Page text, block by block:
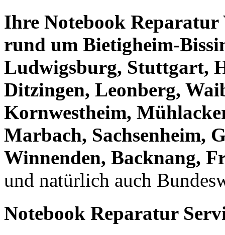
Ihre Notebook
rund um Bietigheim-
Ludwigsburg, Stuttgart,
Ditzingen, Leonberg,
Kornwestheim,
Marbach, Sachsenheim,
Winnenden, Backnang,
und natürlich auch
Notebook Reparatur